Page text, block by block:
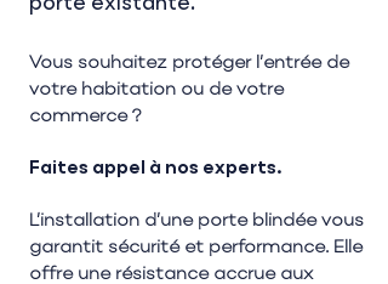
porte existante.
Vous souhaitez protéger l’entrée de
votre habitation ou de votre
commerce ?
Faites appel à nos experts.
L’installation d’une porte blindée vous
garantit sécurité et performance. Elle
offre une résistance accrue aux